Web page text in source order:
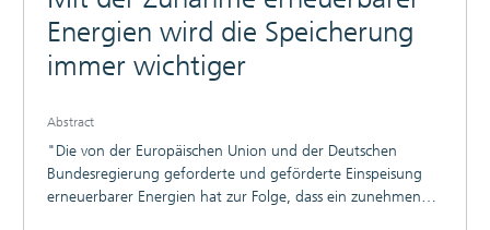
Energien wird die Speicherung
immer wichtiger
Abstract
"Die von der Europäischen Union und der Deutschen
Bundesregierung geforderte und geförderte Einspeisung
erneuerbarer Energien hat zur Folge, dass ein zunehmender